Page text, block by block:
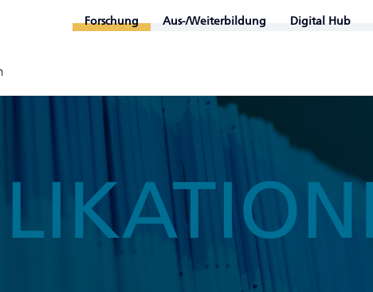
Forschung Aus-/Weiterbildung Digital Hub